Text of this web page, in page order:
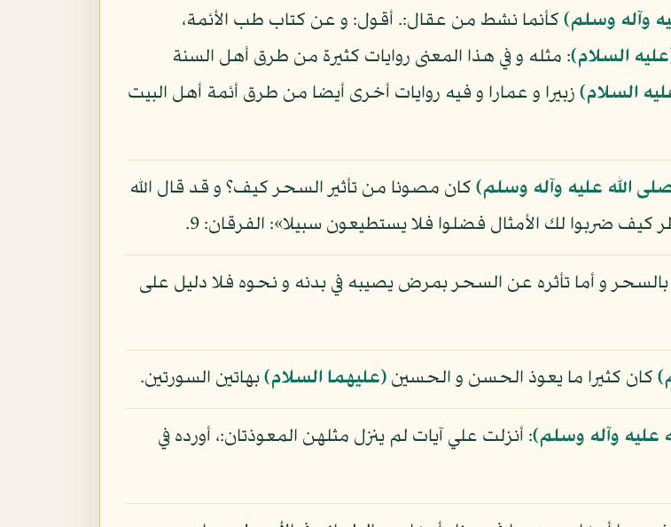
وآله وسلم) كأنما نشط من عقال:. أقول: و عن كتاب طب الأئمة،
السلام): مثله و في هذا المعنى روايات كثيرة من طرق أهل السنة
السلام) زبيرا و عمارا و فيه روايات أخرى أيضا من طرق أئمة أهل البيت
الله عليه وآله وسلم) كان مصونا من تأثير السحر كيف؟ و قد قال الله
كيف ضربوا لك الأمثال فضلوا فلا يستطيعون سبيلا»: الفرقان: 9.
و أما تأثره عن السحر بمرض يصيبه في بدنه و نحوه فلا دليل على
كان كثيرا ما يعوذ الحسن و الحسين (عليهما السلام)بهاتين السورتين.
عليه وآله وسلم): أنزلت علي آيات لم ينزل مثلهن المعوذتان:، أورده في